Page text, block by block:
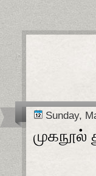
Sunday,
முகநூல்